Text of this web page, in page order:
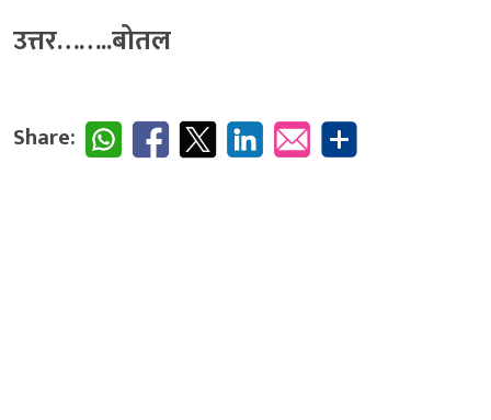
उत्तर……..बोतल
Share: